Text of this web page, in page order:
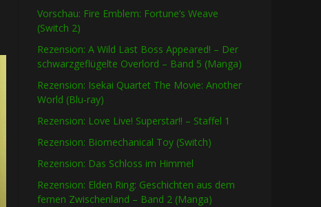
Vorschau: Fire Emblem: Fortune’s Weave
(Switch 2)
Rezension: A Wild Last Boss Appeared! – Der
schwarzgeflügelte Overlord – Band 5 (Manga)
Rezension: Isekai Quartet The Movie: Another
World (Blu-ray)
Rezension: Love Live! Superstar!! – Staffel 1
Rezension: Biomechanical Toy (Switch)
Rezension: Das Schloss im Himmel
Rezension: Elden Ring: Geschichten aus dem
fernen Zwischenland – Band 2 (Manga)